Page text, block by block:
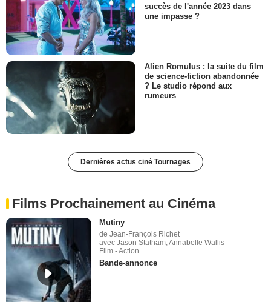
succès de l'année 2023 dans
une impasse ?
Alien Romulus : la suite du film
de science-fiction abandonnée
? Le studio répond aux
rumeurs
Dernières actus ciné Tournages
Films Prochainement au Cinéma
Mutiny
de Jean-François Richet
avec Jason Statham, Annabelle Wallis
Film - Action
Bande-annonce